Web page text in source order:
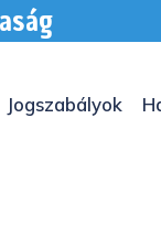
Jogszabályok